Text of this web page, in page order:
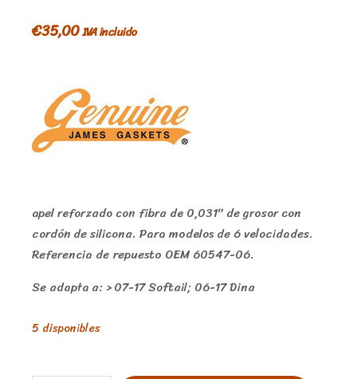
€35,00IVA incluido
apel reforzado con fibra de 0,031″ de grosor con
cordón de silicona. Para modelos de 6 velocidades.
Referencia de repuesto OEM 60547-06.
Se adapta a: > 07-17 Softail; 06-17 Dina
5 disponibles